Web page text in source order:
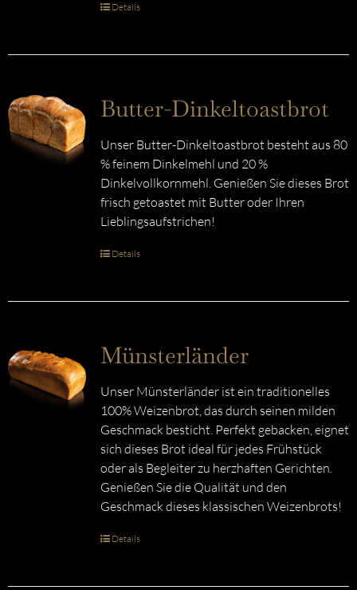
Details
Butter-Dinkeltoastbrot
Unser Butter-Dinkeltoastbrot besteht aus 80
% feinem Dinkelmehl und 20 %
Dinkelvollkornmehl. Genießen Sie dieses Brot
frisch getoastet mit Butter oder Ihren
Lieblingsaufstrichen!
Details
Münsterländer
Unser Münsterländer ist ein traditionelles
100% Weizenbrot, das durch seinen milden
Geschmack besticht. Perfekt gebacken, eignet
sich dieses Brot ideal für jedes Frühstück
oder als Begleiter zu herzhaften Gerichten.
Genießen Sie die Qualität und den
Geschmack dieses klassischen Weizenbrots!
Details